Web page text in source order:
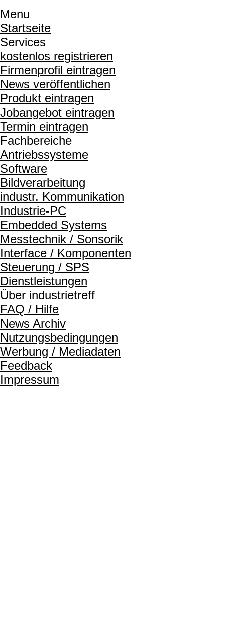
Menu
Startseite
Services
kostenlos registrieren
Firmenprofil eintragen
News veröffentlichen
Produkt eintragen
Jobangebot eintragen
Termin eintragen
Fachbereiche
Antriebssysteme
Software
Bildverarbeitung
industr. Kommunikation
Industrie-PC
Embedded Systems
Messtechnik / Sonsorik
Interface / Komponenten
Steuerung / SPS
Dienstleistungen
Über industrietreff
FAQ / Hilfe
News Archiv
Nutzungsbedingungen
Werbung / Mediadaten
Feedback
Impressum